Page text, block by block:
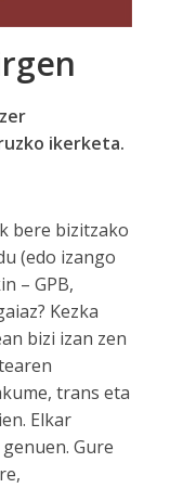
ikerketa.
bere bizitzako
(edo izango
– GPB,
Kezka
bizi izan zen
trans eta
Elkar
Gure